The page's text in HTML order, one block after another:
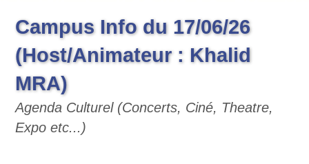
Campus Info du 17/06/26
(Host/Animateur : Khalid
MRA)
Agenda Culturel (Concerts, Ciné, Theatre,
Expo etc...)